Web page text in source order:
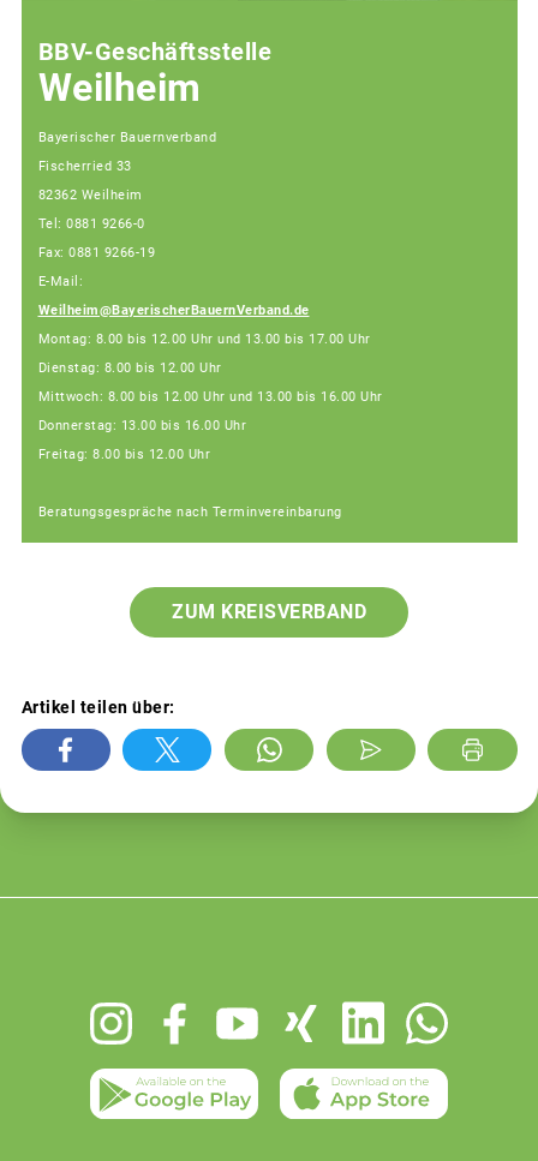
BBV-Geschäftsstelle
Weilheim
Bayerischer Bauernverband
Fischerried 33
82362 Weilheim
Tel: 0881 9266-0
Fax: 0881 9266-19
E-Mail:
Weilheim@BayerischerBauernVerband.de
Montag: 8.00 bis 12.00 Uhr und 13.00 bis 17.00 Uhr
Dienstag: 8.00 bis 12.00 Uhr
Mittwoch: 8.00 bis 12.00 Uhr und 13.00 bis 16.00 Uhr
Donnerstag: 13.00 bis 16.00 Uhr
Freitag: 8.00 bis 12.00 Uhr
Beratungsgespräche nach Terminvereinbarung
ZUM KREISVERBAND
Artikel teilen über: